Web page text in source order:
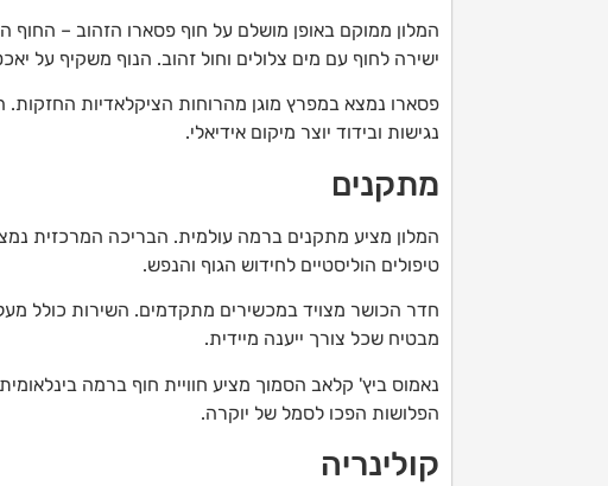
המלון ממוקם באופן מושלם על חוף פסארו הזהוב – החוף
ישירה לחוף עם מים צלולים וחול זהוב. הנוף משקיף על
נגישות ובידוד יוצר מיקום אידיאלי.
מתקנים
המלון מציע מתקנים ברמה עולמית. הבריכה המרכזית
טיפולים הוליסטיים לחידוש הגוף והנפש.
מבטיח שכל צורך ייענה מיידית.
נאמוס ביץ' קלאב הסמוך מציע חוויית חוף ברמה
הפלושות הפכו לסמל של יוקרה.
קולינריה